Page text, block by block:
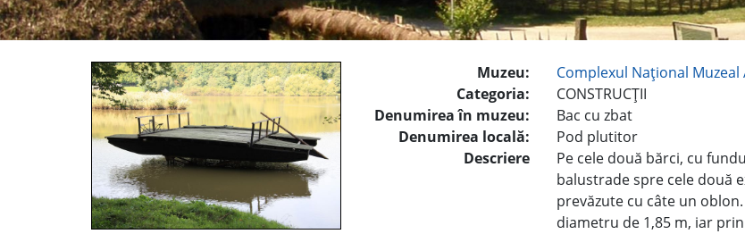
Muzeu:
Complexul Naţional Muzeal
Categoria:
CONSTRUCŢII
Denumirea în muzeu:
Bac cu zbat
Denumirea locală:
Pod plutitor
Descriere
Pe cele două bărci, cu
balustrade spre cele două
prevăzute cu câte un
diametru de 1,85 m, iar